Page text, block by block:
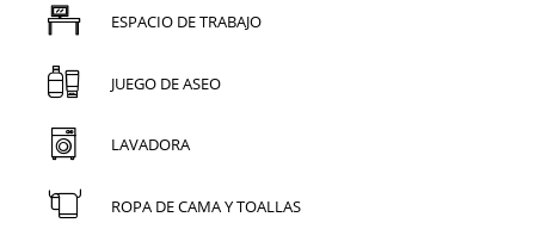
ESPACIO DE TRABAJO
JUEGO DE ASEO
LAVADORA
ROPA DE CAMA Y TOALLAS